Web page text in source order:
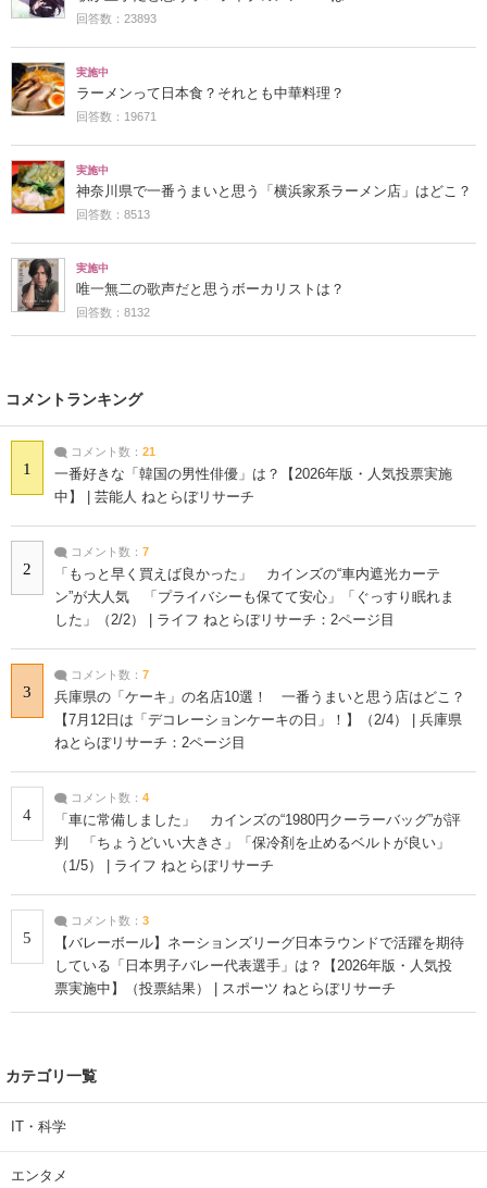
回答数：23893
実施中
ラーメンって日本食？それとも中華料理？
回答数：19671
実施中
神奈川県で一番うまいと思う「横浜家系ラーメン店」はどこ？
回答数：8513
実施中
唯一無二の歌声だと思うボーカリストは？
回答数：8132
コメントランキング
1
コメント数： 21
一番好きな「韓国の男性俳優」は？【2026年版・人気投票実施
中】 | 芸能人 ねとらぼリサーチ
2
コメント数： 7
「もっと早く買えば良かった」 カインズの“車内遮光カーテ
ン”が大人気 「プライバシーも保てて安心」「ぐっすり眠れま
した」（2/2） | ライフ ねとらぼリサーチ：2ページ目
3
コメント数： 7
兵庫県の「ケーキ」の名店10選！ 一番うまいと思う店はどこ？
【7月12日は「デコレーションケーキの日」！】（2/4） | 兵庫県
ねとらぼリサーチ：2ページ目
4
コメント数： 4
「車に常備しました」 カインズの“1980円クーラーバッグ”が評
判 「ちょうどいい大きさ」「保冷剤を止めるベルトが良い」
（1/5） | ライフ ねとらぼリサーチ
5
コメント数： 3
【バレーボール】ネーションズリーグ日本ラウンドで活躍を期待
している「日本男子バレー代表選手」は？【2026年版・人気投
票実施中】（投票結果） | スポーツ ねとらぼリサーチ
カテゴリ一覧
IT・科学
エンタメ